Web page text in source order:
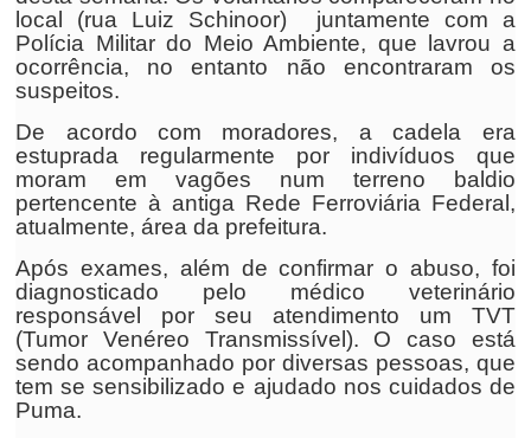
local (rua Luiz Schinoor) juntamente com a
Polícia Militar do Meio Ambiente, que lavrou a
ocorrência, no entanto não encontraram os
suspeitos.
De acordo com moradores, a cadela era
estuprada regularmente por indivíduos que
moram em vagões num terreno baldio
pertencente à antiga Rede Ferroviária Federal,
atualmente, área da prefeitura.
Após exames, além de confirmar o abuso, foi
diagnosticado pelo médico veterinário
responsável por seu atendimento um TVT
(Tumor Venéreo Transmissível). O caso está
sendo acompanhado por diversas pessoas, que
tem se sensibilizado e ajudado nos cuidados de
Puma.